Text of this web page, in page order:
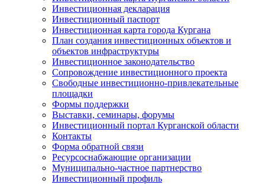
Инвестиционная декларация
Инвестиционный паспорт
Инвестиционная карта города Кургана
План создания инвестиционных объектов и
объектов инфраструктуры
Инвестиционное законодательство
Сопровождение инвестиционного проекта
Свободные инвестиционно-привлекательные
площадки
Формы поддержки
Выставки, семинары, форумы
Инвестиционный портал Курганской области
Контакты
Форма обратной связи
Ресурсоснабжающие организации
Муниципально-частное партнерство
Инвестиционный профиль